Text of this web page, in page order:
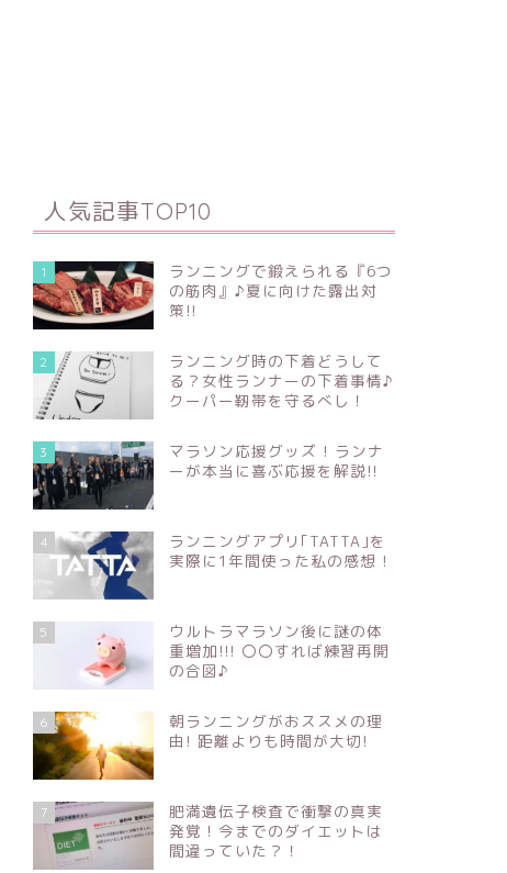
人気記事TOP10
1
ランニングで鍛えられる『6つ
の筋肉』♪夏に向けた露出対
策!!
2
ランニング時の下着どうして
る？女性ランナーの下着事情♪
クーパー靭帯を守るべし！
3
マラソン応援グッズ ! ランナ
ーが本当に喜ぶ応援を解説!!
4
ランニングアプリ｢TATTA｣を
実際に1年間使った私の感想 !
5
ウルトラマラソン後に謎の体
重増加!!! 〇〇すれば練習再開
の合図♪
6
朝ランニングがおススメの理
由! 距離よりも時間が大切!
7
肥満遺伝子検査で衝撃の真実
発覚！今までのダイエットは
間違っていた？！